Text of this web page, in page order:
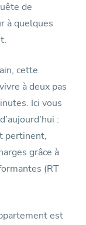
de
à quelques
cette
à deux pas
Ici vous
:
pertinent,
grâce à
(RT
est